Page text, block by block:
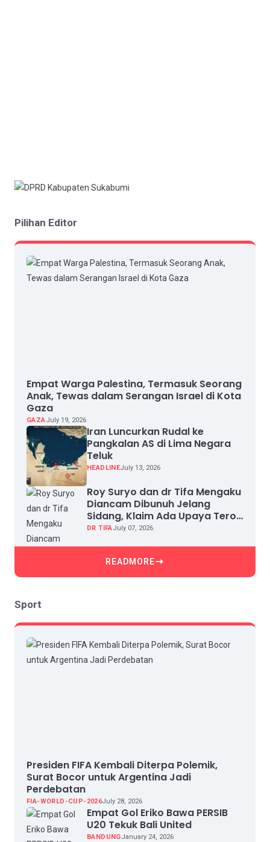
Pilihan Editor
Empat Warga Palestina, Termasuk Seorang
Anak, Tewas dalam Serangan Israel di Kota
Gaza
GAZAJuly 19, 2026
Iran Luncurkan Rudal ke
Pangkalan AS di Lima Negara
Teluk
HEADLINEJuly 13, 2026
Roy Suryo dan dr Tifa Mengaku
Diancam Dibunuh Jelang
Sidang, Klaim Ada Upaya Teror
dan Intimidasi
DR TIFAJuly 07, 2026
READMORE
Sport
Presiden FIFA Kembali Diterpa Polemik,
Surat Bocor untuk Argentina Jadi
Perdebatan
FIA-WORLD-CUP-2026July 28, 2026
Empat Gol Eriko Bawa PERSIB
U20 Tekuk Bali United
BANDUNGJanuary 24, 2026